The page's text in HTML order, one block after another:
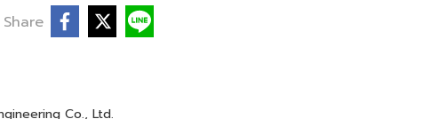
Share
Co., Ltd.